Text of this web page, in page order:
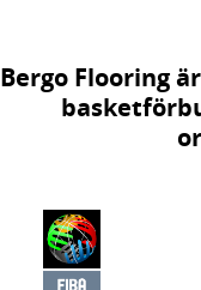
Bergo Flooring